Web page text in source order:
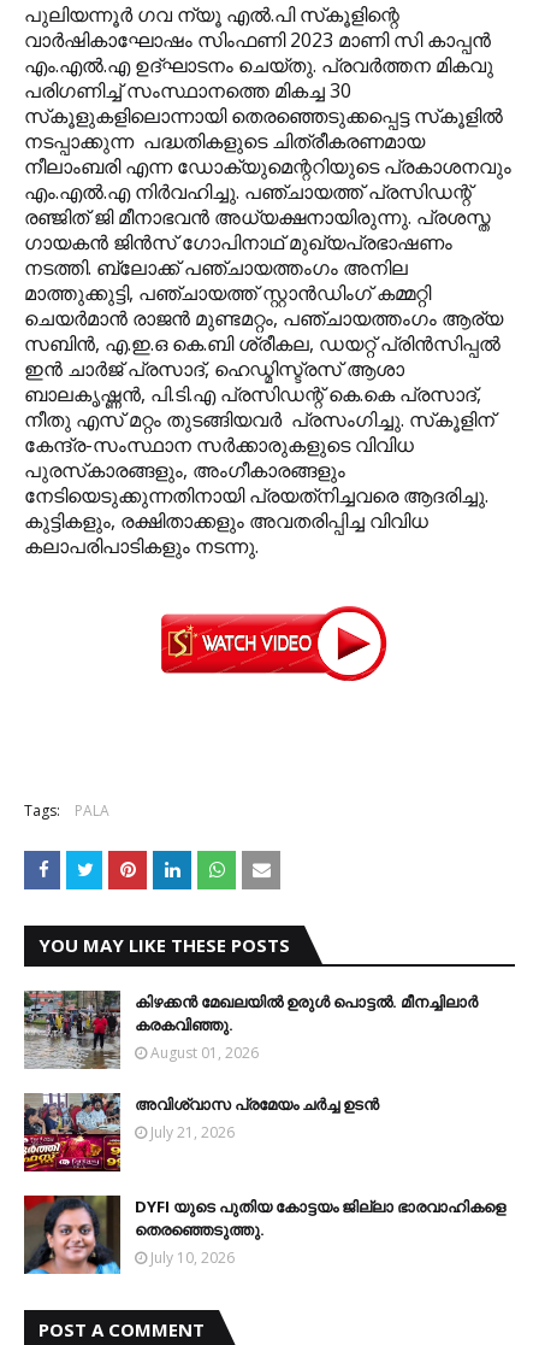
പുലിയന്നൂര്‍ ഗവ ന്യൂ എല്‍.പി സ്‌കൂളിന്റെ
വാര്‍ഷികാഘോഷം സിംഫണി 2023 മാണി സി കാപ്പന്‍
എം.എല്‍.എ ഉദ്ഘാടനം ചെയ്തു. പ്രവര്‍ത്തന മികവു
പരിഗണിച്ച് സംസ്ഥാനത്തെ മികച്ച 30
സ്‌കൂളുകളിലൊന്നായി തെരഞ്ഞെടുക്കപ്പെട്ട സ്‌കൂളില്‍
നടപ്പാക്കുന്ന പദ്ധതികളുടെ ചിത്രീകരണമായ
നീലാംബരി എന്ന ഡോക്യുമെന്ററിയുടെ പ്രകാശനവും
എം.എല്‍.എ നിര്‍വഹിച്ചു. പഞ്ചായത്ത് പ്രസിഡന്റ്
രഞ്ജിത് ജി മീനാഭവന്‍ അധ്യക്ഷനായിരുന്നു. പ്രശസ്ത
ഗായകന്‍ ജിന്‍സ് ഗോപിനാഥ് മുഖ്യപ്രഭാഷണം
നടത്തി. ബ്ലോക്ക് പഞ്ചായത്തംഗം അനില
മാത്തുക്കുട്ടി, പഞ്ചായത്ത് സ്റ്റാന്‍ഡിംഗ് കമ്മറ്റി
ചെയര്‍മാന്‍ രാജന്‍ മുണ്ടമറ്റം, പഞ്ചായത്തംഗം ആര്യ
സബിന്‍, എ.ഇ.ഒ കെ.ബി ശ്രീകല, ഡയറ്റ് പ്രിന്‍സിപ്പല്‍
ഇന്‍ ചാര്‍ജ് പ്രസാദ്, ഹെഡ്മിസ്ട്രസ് ആശാ
ബാലകൃഷ്ണന്‍, പി.ടി.എ പ്രസിഡന്റ് കെ.കെ പ്രസാദ്,
നീതു എസ് മറ്റം തുടങ്ങിയവര്‍ പ്രസംഗിച്ചു. സ്‌കൂളിന്
കേന്ദ്ര-സംസ്ഥാന സര്‍ക്കാരുകളുടെ വിവിധ
പുരസ്‌കാരങ്ങളും, അംഗീകാരങ്ങളും
നേടിയെടുക്കുന്നതിനായി പ്രയത്‌നിച്ചവരെ ആദരിച്ചു.
കുട്ടികളും, രക്ഷിതാക്കളും അവതരിപ്പിച്ച വിവിധ
കലാപരിപാടികളും നടന്നു.
Tags: PALA
YOU MAY LIKE THESE POSTS
കിഴക്കന്‍ മേഖലയില്‍ ഉരുള്‍ പൊട്ടല്‍. മീനച്ചിലാര്‍
കരകവിഞ്ഞു.
August 01, 2026
അവിശ്വാസ പ്രമേയം ചര്‍ച്ച ഉടന്‍
July 21, 2026
DYFI യുടെ പുതിയ കോട്ടയം ജില്ലാ ഭാരവാഹികളെ
തെരഞ്ഞെടുത്തു.
July 10, 2026
POST A COMMENT